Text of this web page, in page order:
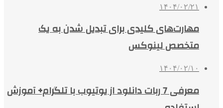
۱۴۰۴/۰۲/۲۱
مهارت‌های کلیدی برای تبدیل شدن به یک
متخصص لینوکس
۱۴۰۴/۰۲/۱۰
معرفی 7 ربات دانلود از یوتیوب با تلگرام+ آموزش